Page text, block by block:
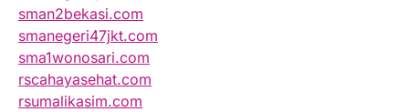
sman2bekasi.com
smanegeri47jkt.com
sma1wonosari.com
rscahayasehat.com
rsumalikasim.com